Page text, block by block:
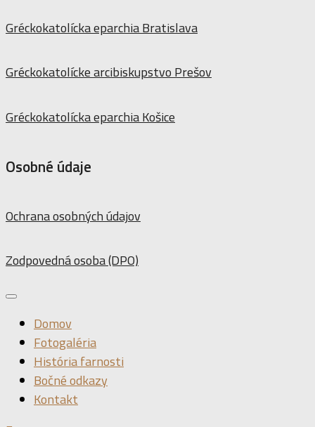
Gréckokatolícka eparchia Bratislava
Gréckokatolícke arcibiskupstvo Prešov
Gréckokatolícka eparchia Košice
Osobné údaje
Ochrana osobných údajov
Zodpovedná osoba (DPO)
Domov
Fotogaléria
História farnosti
Bočné odkazy
Kontakt